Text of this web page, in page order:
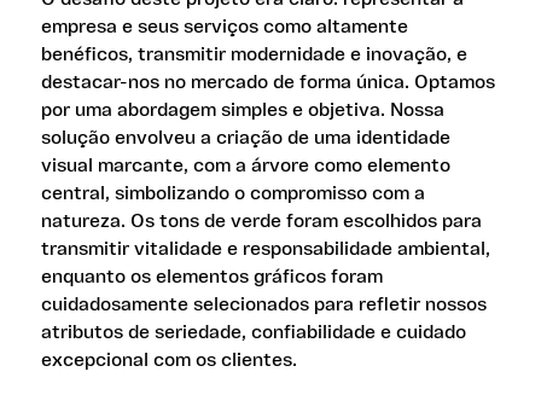
empresa e seus serviços como altamente
benéficos, transmitir modernidade e inovação, e
destacar-nos no mercado de forma única. Optamos
por uma abordagem simples e objetiva. Nossa
solução envolveu a criação de uma identidade
visual marcante, com a árvore como elemento
central, simbolizando o compromisso com a
natureza. Os tons de verde foram escolhidos para
transmitir vitalidade e responsabilidade ambiental,
enquanto os elementos gráficos foram
cuidadosamente selecionados para refletir nossos
atributos de seriedade, confiabilidade e cuidado
excepcional com os clientes.